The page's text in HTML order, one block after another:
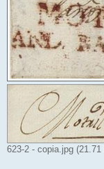
623-2 - copia.jpg